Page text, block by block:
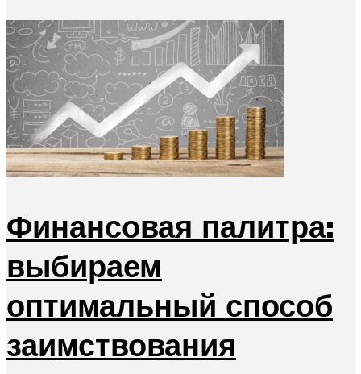
Финансовая палитра:
выбираем
оптимальный способ
заимствования